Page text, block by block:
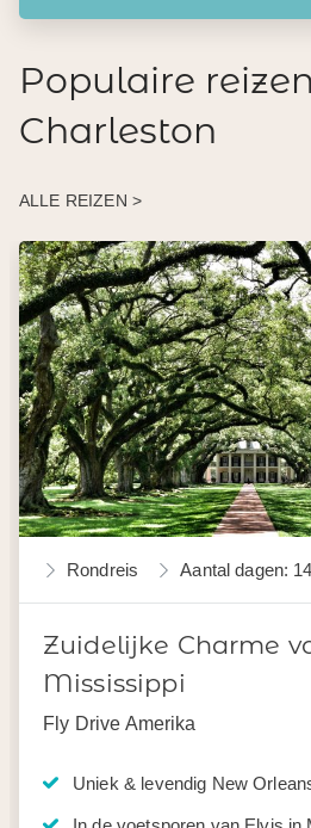
Populaire
Charleston
ALLE REIZEN >
Rondreis Aantal dagen: 14
Zuidelijke Charme
Mississippi
Fly Drive Amerika
Uniek & levendig New